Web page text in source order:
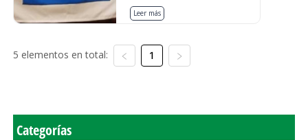
Leer más
5 elementos en total: 1
Categorías